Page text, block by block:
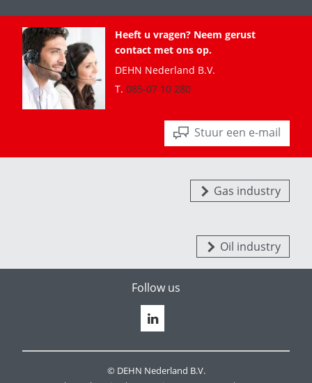
Heeft u vragen? Neem gerust
contact met ons op.
DEHN Nederland B.V.
T. 085-07 10 280
Stuur een e-mail
Gas industry
Oil industry
© DEHN Nederland B.V.
Follow us